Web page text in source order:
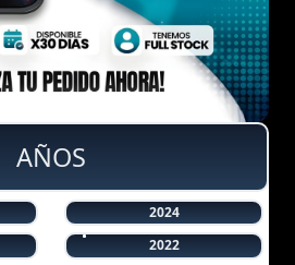
AÑOS
2024
2022